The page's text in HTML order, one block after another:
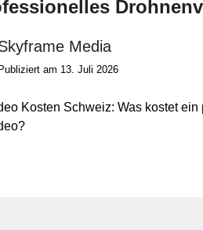
selbstständige
den Fortschritt von
Media
Publiziert am 13. Juli 2026
Kosten Schweiz: Was kostet